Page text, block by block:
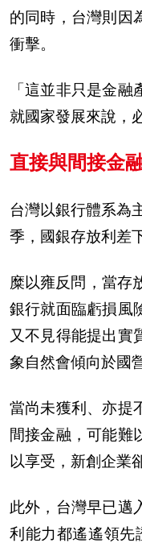
的同時，台灣則因
衝擊。
「這並非只是金融
就國家發展來說 ，
直接與間接金
台灣以銀行體系為
季，國銀存放利差
糜以雍反問，當存
銀行就面臨虧損風
又不見得能提出實
象自然會傾向於國
當尚未獲利、亦提
間接金融，可能難
以享受，新創企業
此外，台灣早已邁
利能力都遙遙領先